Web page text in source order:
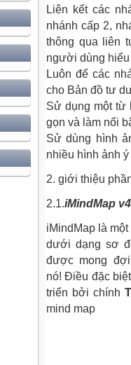
Liên kết các
nhánh cấp 2,
thông qua liên
người dùng
Luôn để các
cho Bản đồ tư
Sử dụng một từ
gọn và làm nổi
Sử dùng hình
nhiều hình ảnh
2. giới thiệu
2.1.iMindMap
iMindMap là
dưới dạng sơ
được mong
nó! Điều đặc
triển bởi chính
mind map